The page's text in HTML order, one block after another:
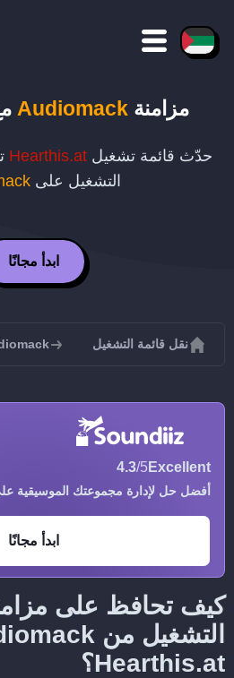
مزامنة Audiomack
حدّث قائمة تشغيل Hearthis.at
التشغيل على
ابدأ مجانًا
نقل قائمة التشغيل
Excellent
4.3/5
أفضل حل لإدارة مجموعتك الموسيقية
ابدأ مجانًا
كيف تحافظ على
Hearthis.at؟